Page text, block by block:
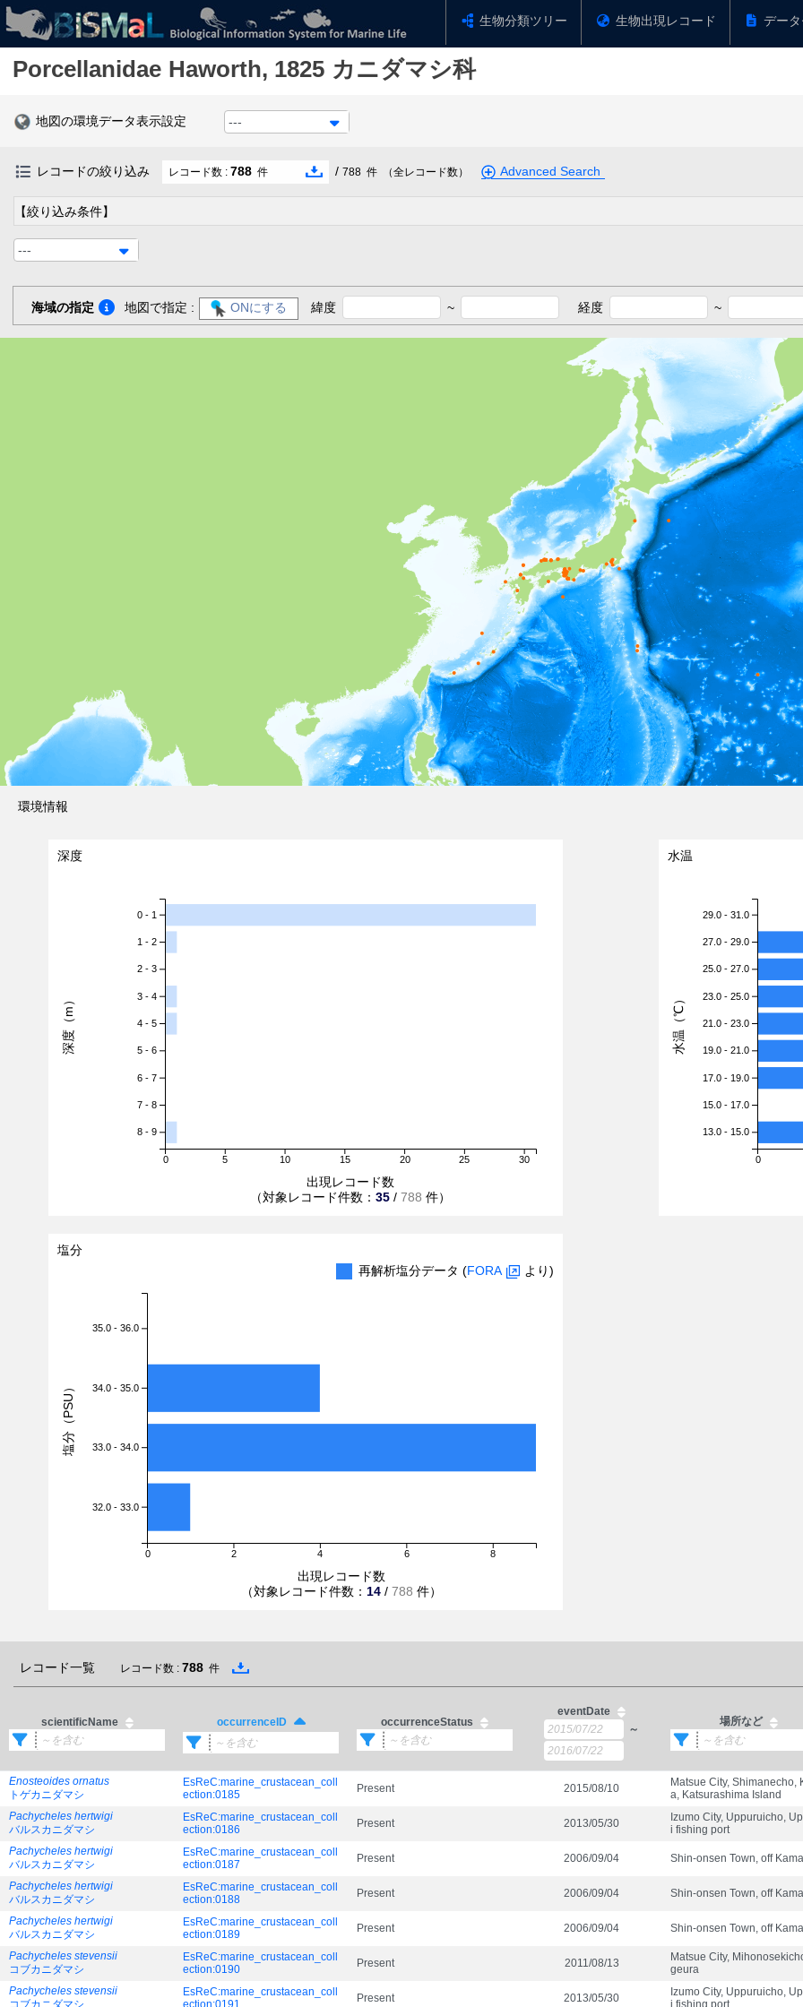
生物分類ツリー 生物出現レコード デー
Porcellanidae Haworth, 1825 カニダマシ科
地図の環境データ表示設定 ---
レコードの絞り込み レコード数 : 788 件 / 788 件 （全レコード数） Advanced Search
【絞り込み条件】
---
海域の指定 地図で指定 : ONにする 緯度 ~ 経度 ~
環境情報
深度
0 5 10 15 20 25 30
0 - 1
1 - 2
2 - 3
3 - 4
4 - 5
5 - 6
6 - 7
7 - 8
8 - 9
出現レコード数
（対象レコード件数： 35 / 788 件）
深度（m）
水温
0
29.0 - 31.0
27.0 - 29.0
25.0 - 27.0
23.0 - 25.0
21.0 - 23.0
19.0 - 21.0
17.0 - 19.0
15.0 - 17.0
13.0 - 15.0
水温（℃）
塩分
再解析塩分データ (FORA より)
0 2 4 6 8
35.0 - 36.0
34.0 - 35.0
33.0 - 34.0
32.0 - 33.0
出現レコード数
（対象レコード件数： 14 / 788 件）
塩分（PSU）
レコード一覧 レコード数 : 788 件
scientificName occurrenceID occurrenceStatus
eventDate
～
場所など
Enosteoides ornatus
トゲカニダマシ
EsReC:marine_crustacean_coll
ection:0185
Present 2015/08/10
Matsue City, Shimanecho,
a, Katsurashima Island
Pachycheles hertwigi
バルスカニダマシ
EsReC:marine_crustacean_coll
ection:0186
Present 2013/05/30
Izumo City, Uppuruicho,
i fishing port
Pachycheles hertwigi
バルスカニダマシ
EsReC:marine_crustacean_coll
ection:0187
Present 2006/09/04 Shin-onsen Town, off
Pachycheles hertwigi
バルスカニダマシ
EsReC:marine_crustacean_coll
ection:0188
Present 2006/09/04 Shin-onsen Town, off
Pachycheles hertwigi
バルスカニダマシ
EsReC:marine_crustacean_coll
ection:0189
Present 2006/09/04 Shin-onsen Town, off
Pachycheles stevensii
コブカニダマシ
EsReC:marine_crustacean_coll
ection:0190
Present 2011/08/13
Matsue City,
geura
Pachycheles stevensii
EsReC:marine_crustacean_coll
Present 2013/05/30
Izumo City, Uppuruicho,